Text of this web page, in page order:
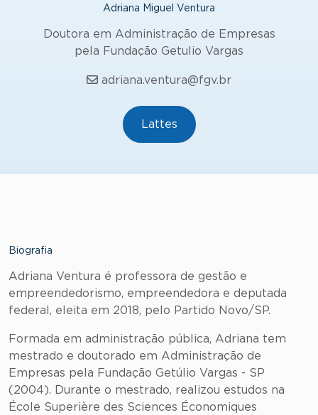
Adriana Miguel Ventura
Doutora em Administração de Empresas
pela Fundação Getulio Vargas
adriana.ventura@fgv.br
Lattes
Biografia
Adriana Ventura é professora de gestão e
empreendedorismo, empreendedora e deputada
federal, eleita em 2018, pelo Partido Novo/SP.
Formada em administração pública, Adriana tem
mestrado e doutorado em Administração de
Empresas pela Fundação Getúlio Vargas - SP
(2004). Durante o mestrado, realizou estudos na
École Superière des Sciences Économiques